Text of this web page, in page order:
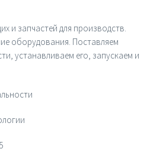
и запчастей для производств.
оборудования. Поставляем
устанавливаем его, запускаем и